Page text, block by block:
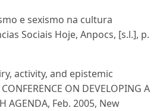
e sexismo na cultura
Sociais Hoje, Anpocs, [s.l.], p.
activity, and epistemic
ON DEVELOPING A
AGENDA, Feb. 2005, New